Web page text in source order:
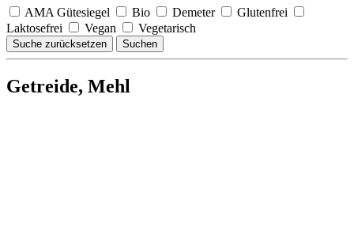
AMA Gütesiegel Bio Demeter
Glutenfrei
Laktosefrei
Vegan Vegetarisch
Suche zurücksetzen Suchen
Getreide, Mehl